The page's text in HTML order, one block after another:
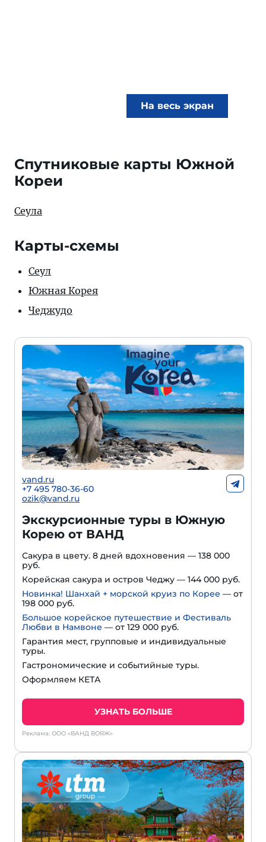
На весь экран
Спутниковые карты Южной
Кореи
Сеула
Карты-схемы
Сеул
Южная Корея
Чеджудо
vand.ru
+7 495 780-36-60
ozik@vand.ru
Экскурсионные туры в Южную
Корею от ВАНД
Сакура в цвету. 8 дней вдохновения — 138 000
руб.
Корейская сакура и остров Чеджу — 144 000 руб.
Новинка! Шанхай + морской круиз по Корее — от
198 000 руб.
Большое корейское путешествие и Фестиваль
Любви в Намвоне — от 129 000 руб.
Гарантия мест, групповые и индивидуальные
туры.
Гастрономические и событийные туры.
Оформляем КЕТА
УЗНАТЬ БОЛЬШЕ
Реклама: ООО «ВАНД ВОЯЖ»